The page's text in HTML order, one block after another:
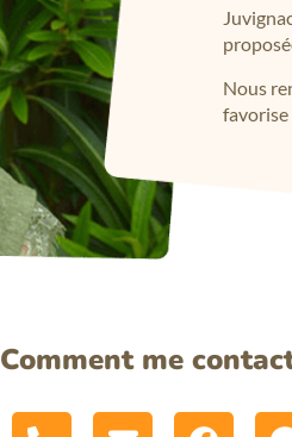
Nous
favorise
Comment me